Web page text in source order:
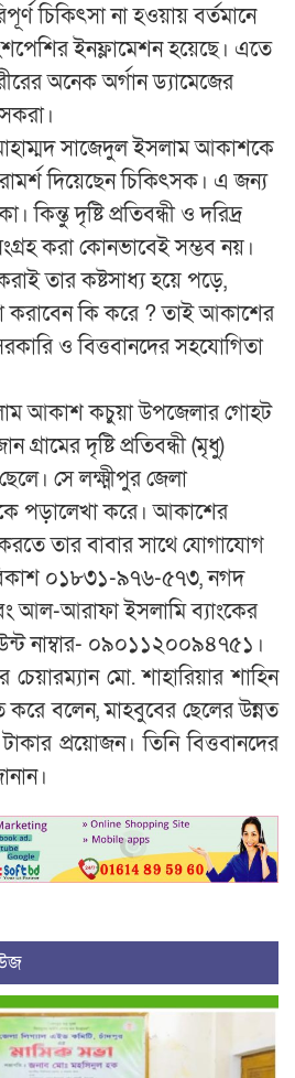
চিকিৎসা না হওয়ায় বর্তমানে
ইনফ্লামেশন হয়েছে। এতে
অনেক অর্গান ড্যামেজের
সাজেদুল ইসলাম আকাশকে
দিয়েছেন চিকিৎসক। এ জন্য
কিন্তু দৃষ্টি প্রতিবন্ধী ও দরিদ্র
করা কোনভাবেই সম্ভব নয়।
তার কষ্টসাধ্য হয়ে পড়ে,
করাবেন কি করে ? তাই আকাশের
ও বিত্তবানদের সহযোগিতা
আকাশ কচুয়া উপজেলার গোহট
দৃষ্টি প্রতিবন্ধী (মৃধু)
সে লক্ষ্মীপুর জেলা
পড়ালেখা করে। আকাশের
তার বাবার সাথে যোগাযোগ
০১৮৩১-৯৭৬-৫৭৩, নগদ
আরাফা ইসলামি ব্যাংকের
নাম্বার- ০৯০১১২০০৯৪৭৫১।
মো. শাহারিয়ার শাহিন
করে বলেন, মাহবুবের ছেলের উন্নত
প্রয়োজন। তিনি বিত্তবানদের